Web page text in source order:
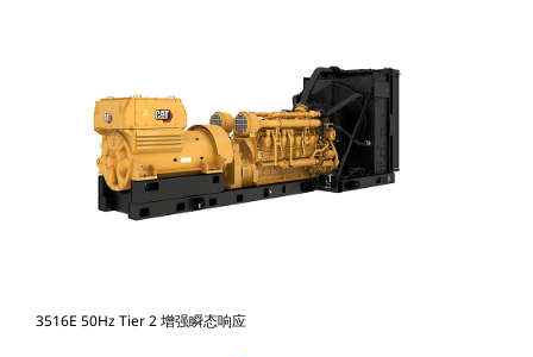
3516E 50Hz Tier 2 增强瞬态响应